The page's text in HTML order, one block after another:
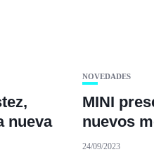
nueva
NOVEDADES
MINI
nuevos
24/09/2023